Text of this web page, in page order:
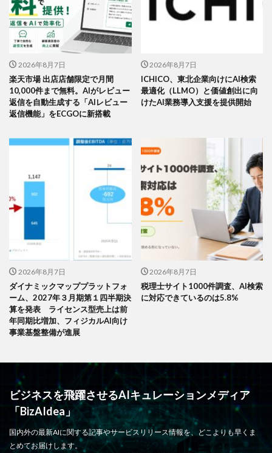
2026年8月7日
楽天市場 出店店舗限定で月間
10,000件まで無料。AIがレビュー
返信を自動生成する「AIレビュー
返信機能」をECGOに新搭載
2026年8月7日
ICHICO、東北企業向けにAI検索
最適化（LLMO）と価値創出に向
けたAI業務導入支援を提供開始
2026年8月7日
ダイナミックマッププラットフォ
ーム、2027年３月期第１四半期決
算を発表 ライセンス型売上は前
年同期比増加、フィジカルAI向け
事業基盤整備が進展
2026年8月7日
税理士サイト1000件調査、AI検索
に対応できているのは5.8%
ビジネスを飛躍させるAIキュレーションメディア
「BizAIdea」
国内外の最新AIに関する記事やサービスリリース情報を、どこよりも早くま
とめてお届けします。